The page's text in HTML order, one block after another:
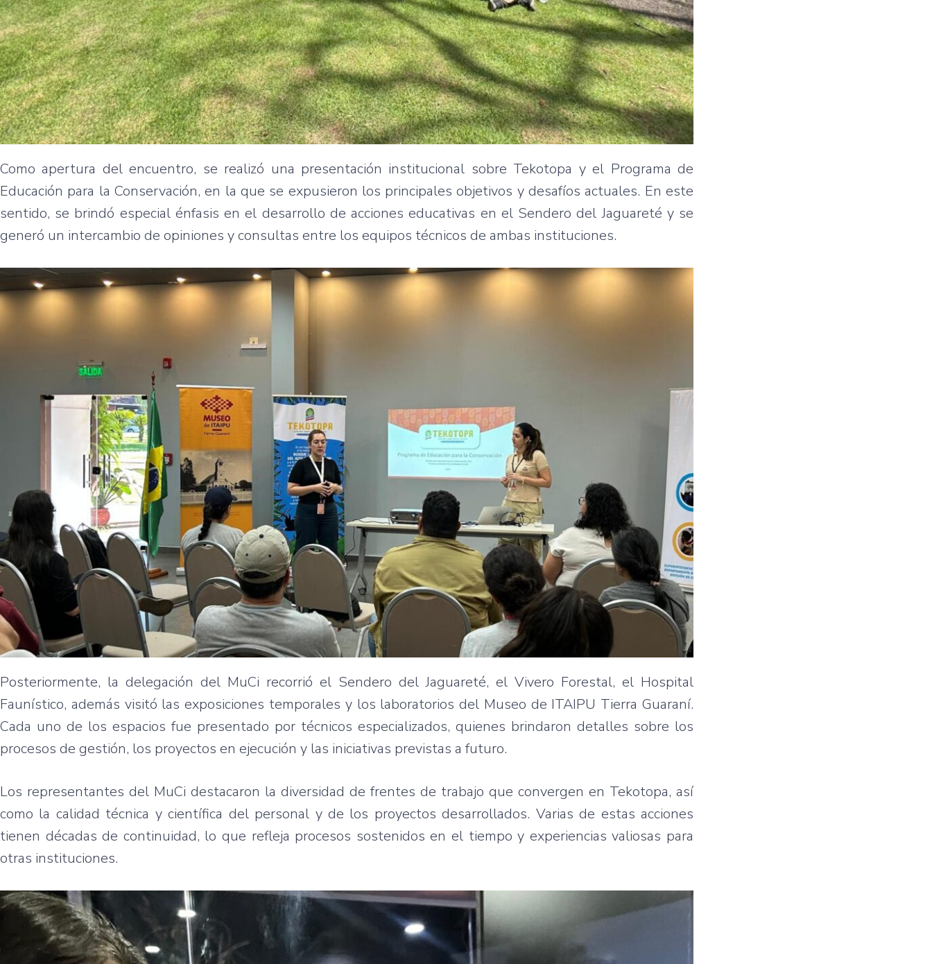
Como apertura del encuentro, se realizó una presentación institucional sobre Tekotopa y el Programa de
Educación para la Conservación, en la que se expusieron los principales objetivos y desafíos actuales. En este
sentido, se brindó especial énfasis en el desarrollo de acciones educativas en el Sendero del Jaguareté y se
generó un intercambio de opiniones y consultas entre los equipos técnicos de ambas instituciones.
Posteriormente, la delegación del MuCi recorrió el Sendero del Jaguareté, el Vivero Forestal, el Hospital
Faunístico, además visitó las exposiciones temporales y los laboratorios del Museo de ITAIPU Tierra Guaraní.
Cada uno de los espacios fue presentado por técnicos especializados, quienes brindaron detalles sobre los
procesos de gestión, los proyectos en ejecución y las iniciativas previstas a futuro.
Los representantes del MuCi destacaron la diversidad de frentes de trabajo que convergen en Tekotopa, así
como la calidad técnica y científica del personal y de los proyectos desarrollados. Varias de estas acciones
tienen décadas de continuidad, lo que refleja procesos sostenidos en el tiempo y experiencias valiosas para
otras instituciones.